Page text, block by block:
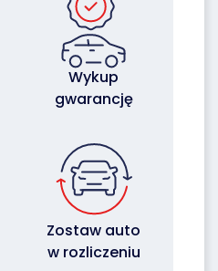
Wykup
gwarancję
Zostaw auto
w rozliczeniu